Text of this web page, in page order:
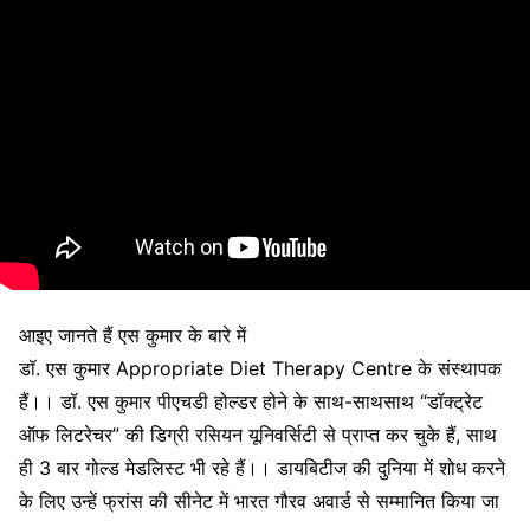
आइए जानते हैं एस कुमार के बारे में
डॉ. एस कुमार Appropriate Diet Therapy Centre के संस्थापक
हैं।। डॉ. एस कुमार पीएचडी होल्डर होने के साथ-साथसाथ “डॉक्ट्रेट
ऑफ लिटरेचर” की डिग्री रसियन यूनिवर्सिटी से प्राप्त कर चुके हैं, साथ
ही 3 बार गोल्ड मेडलिस्ट भी रहे हैं।। डायबिटीज की दुनिया में शोध करने
के लिए उन्हें फ्रांस की सीनेट में भारत गौरव अवार्ड से सम्मानित किया जा